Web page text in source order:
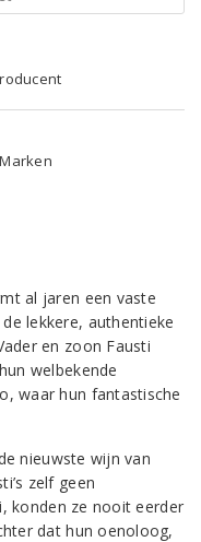
al jaren een vaste
lekkere, authentieke
en zoon Fausti
welbekende
waar hun fantastische
nieuwste wijn van
zelf geen
konden ze nooit eerder
dat hun oenoloog,